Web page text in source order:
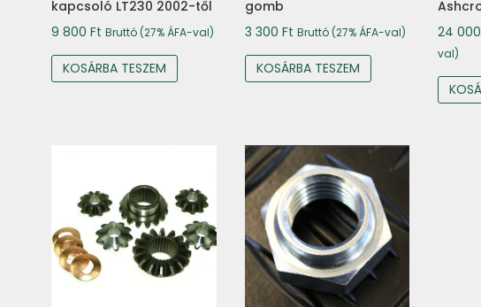
kapcsoló LT230 2002-től
9 800 Ft Bruttó (27% ÁFA-val)
KOSÁRBA TESZEM
gomb
3 300 Ft Bruttó (27% ÁFA-val)
KOSÁRBA TESZEM
24
val)